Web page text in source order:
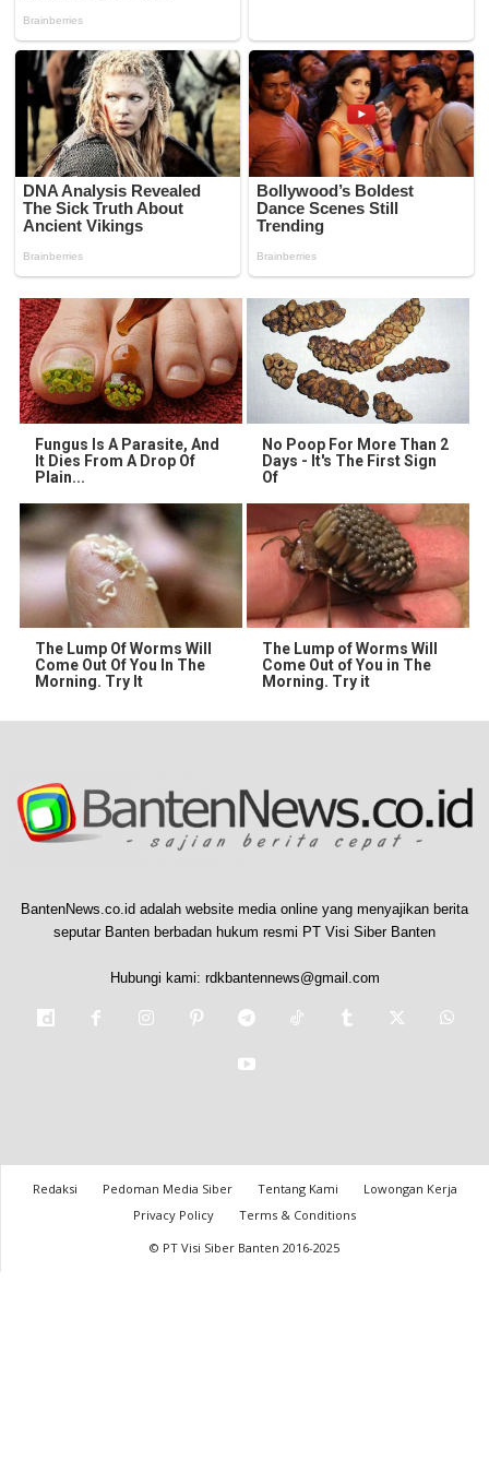
Fungus Is A Parasite, And
It Dies From A Drop Of
Plain...
No Poop For More Than 2
Days - It's The First Sign
Of
The Lump Of Worms Will
Come Out Of You In The
Morning. Try It
The Lump of Worms Will
Come Out of You in The
Morning. Try it
BantenNews.co.id adalah website media online yang menyajikan berita
seputar Banten berbadan hukum resmi PT Visi Siber Banten
Hubungi kami: rdkbantennews@gmail.com
Redaksi Pedoman Media Siber Tentang Kami
Lowongan Kerja
Privacy Policy
Terms & Conditions
© PT Visi Siber Banten 2016-2025